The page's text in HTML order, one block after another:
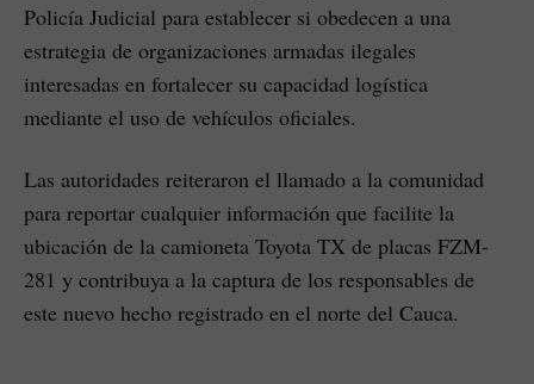
Policía Judicial para establecer si obedecen a una
estrategia de organizaciones armadas ilegales
interesadas en fortalecer su capacidad logística
mediante el uso de vehículos oficiales.
Las autoridades reiteraron el llamado a la comunidad
para reportar cualquier información que facilite la
ubicación de la camioneta Toyota TX de placas FZM-
281 y contribuya a la captura de los responsables de
este nuevo hecho registrado en el norte del Cauca.